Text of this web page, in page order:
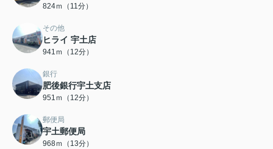
824ｍ（11分）
その他
ヒライ 宇土店
941ｍ（12分）
銀行
肥後銀行宇土支店
951ｍ（12分）
郵便局
宇土郵便局
968ｍ（13分）